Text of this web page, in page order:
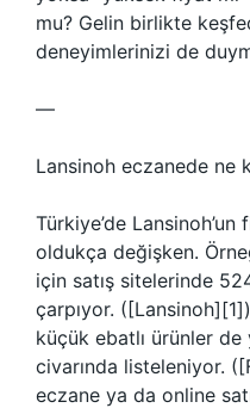
mu? Gelin birlikte
deneyimlerinizi de
—
Lansinoh eczanede ne
Türkiye’de
oldukça değişken.
için satış sitelerinde
çarpıyor.
küçük ebatlı ürünler de
civarında listeleniyor.
eczane ya da online